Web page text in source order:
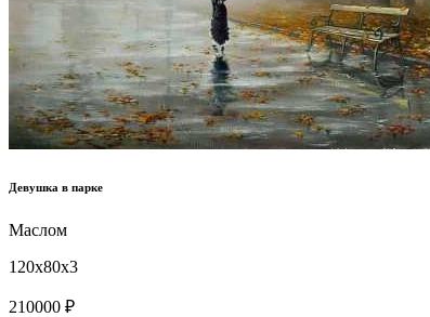
Девушка в парке
Маслом
120x80x3
210000 ₽